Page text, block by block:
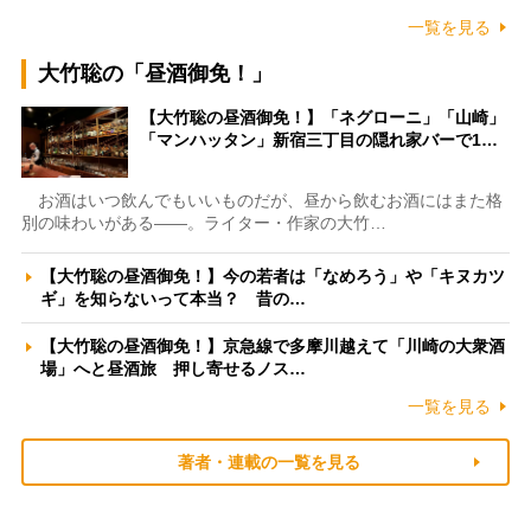
一覧を見る
大竹聡の「昼酒御免！」
【大竹聡の昼酒御免！】「ネグローニ」「山崎」
「マンハッタン」新宿三丁目の隠れ家バーで1…
お酒はいつ飲んでもいいものだが、昼から飲むお酒にはまた格
別の味わいがある――。ライター・作家の大竹…
【大竹聡の昼酒御免！】今の若者は「なめろう」や「キヌカツ
ギ」を知らないって本当？ 昔の…
【大竹聡の昼酒御免！】京急線で多摩川越えて「川崎の大衆酒
場」へと昼酒旅 押し寄せるノス…
一覧を見る
著者・連載の一覧を見る